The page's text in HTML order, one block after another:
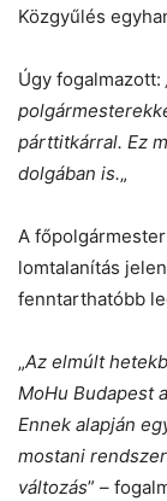
Közgyűlés
Úgy fogalmazott:
párttitkárral. Ez
dolgában is.„
A
lomtalanítás
fenntarthatóbb
„Az elmúlt
MoHu Budapest
Ennek alapján
mostani
változás” –